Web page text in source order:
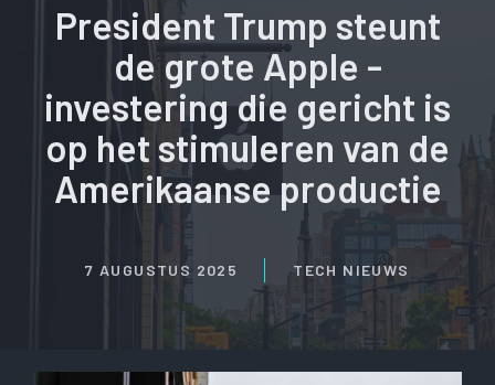
President Trump steunt
de grote Apple -
investering die gericht is
op het stimuleren van de
Amerikaanse productie
7 AUGUSTUS 2025 TECH NIEUWS